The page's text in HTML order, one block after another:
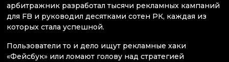
арбитражник разработал тысячи рекламных кампаний
для FB и руководил десятками сотен РК, каждая из
которых стала успешной.
Пользователи то и дело ищут рекламные хаки
«Фейсбук» или ломают голову над стратегией